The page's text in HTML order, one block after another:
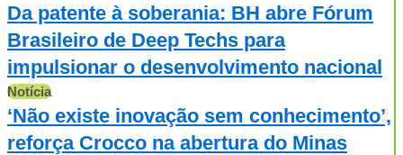
Da patente à soberania: BH abre Fórum
Brasileiro de Deep Techs para
impulsionar o desenvolvimento nacional
Notícia
‘Não existe inovação sem conhecimento’,
reforça Crocco na abertura do Minas